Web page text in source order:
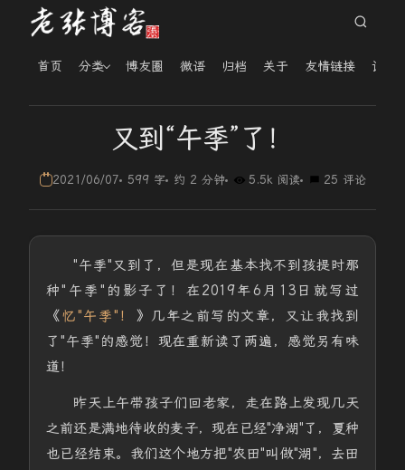
首页 分类 博友圈 微语 归档 关于 友情链接 读者
又到“午季”了！
2021/06/07 599 字 约 2 分钟 5.5k 阅读 25 评论
"午季"又到了，但是现在基本找不到孩提时那
种"午季"的影子了！在2019年6月13日就写过
《忆"午季"！
》几年之前写的文章，又让我找到
了"午季"的感觉！现在重新读了两遍，感觉另有味
道！
昨天上午带孩子们回老家，走在路上发现几天
之前还是满地待收的麦子，现在已经"净湖"了，夏种
也已经结束。我们这个地方把"农田"叫做"湖"，去田